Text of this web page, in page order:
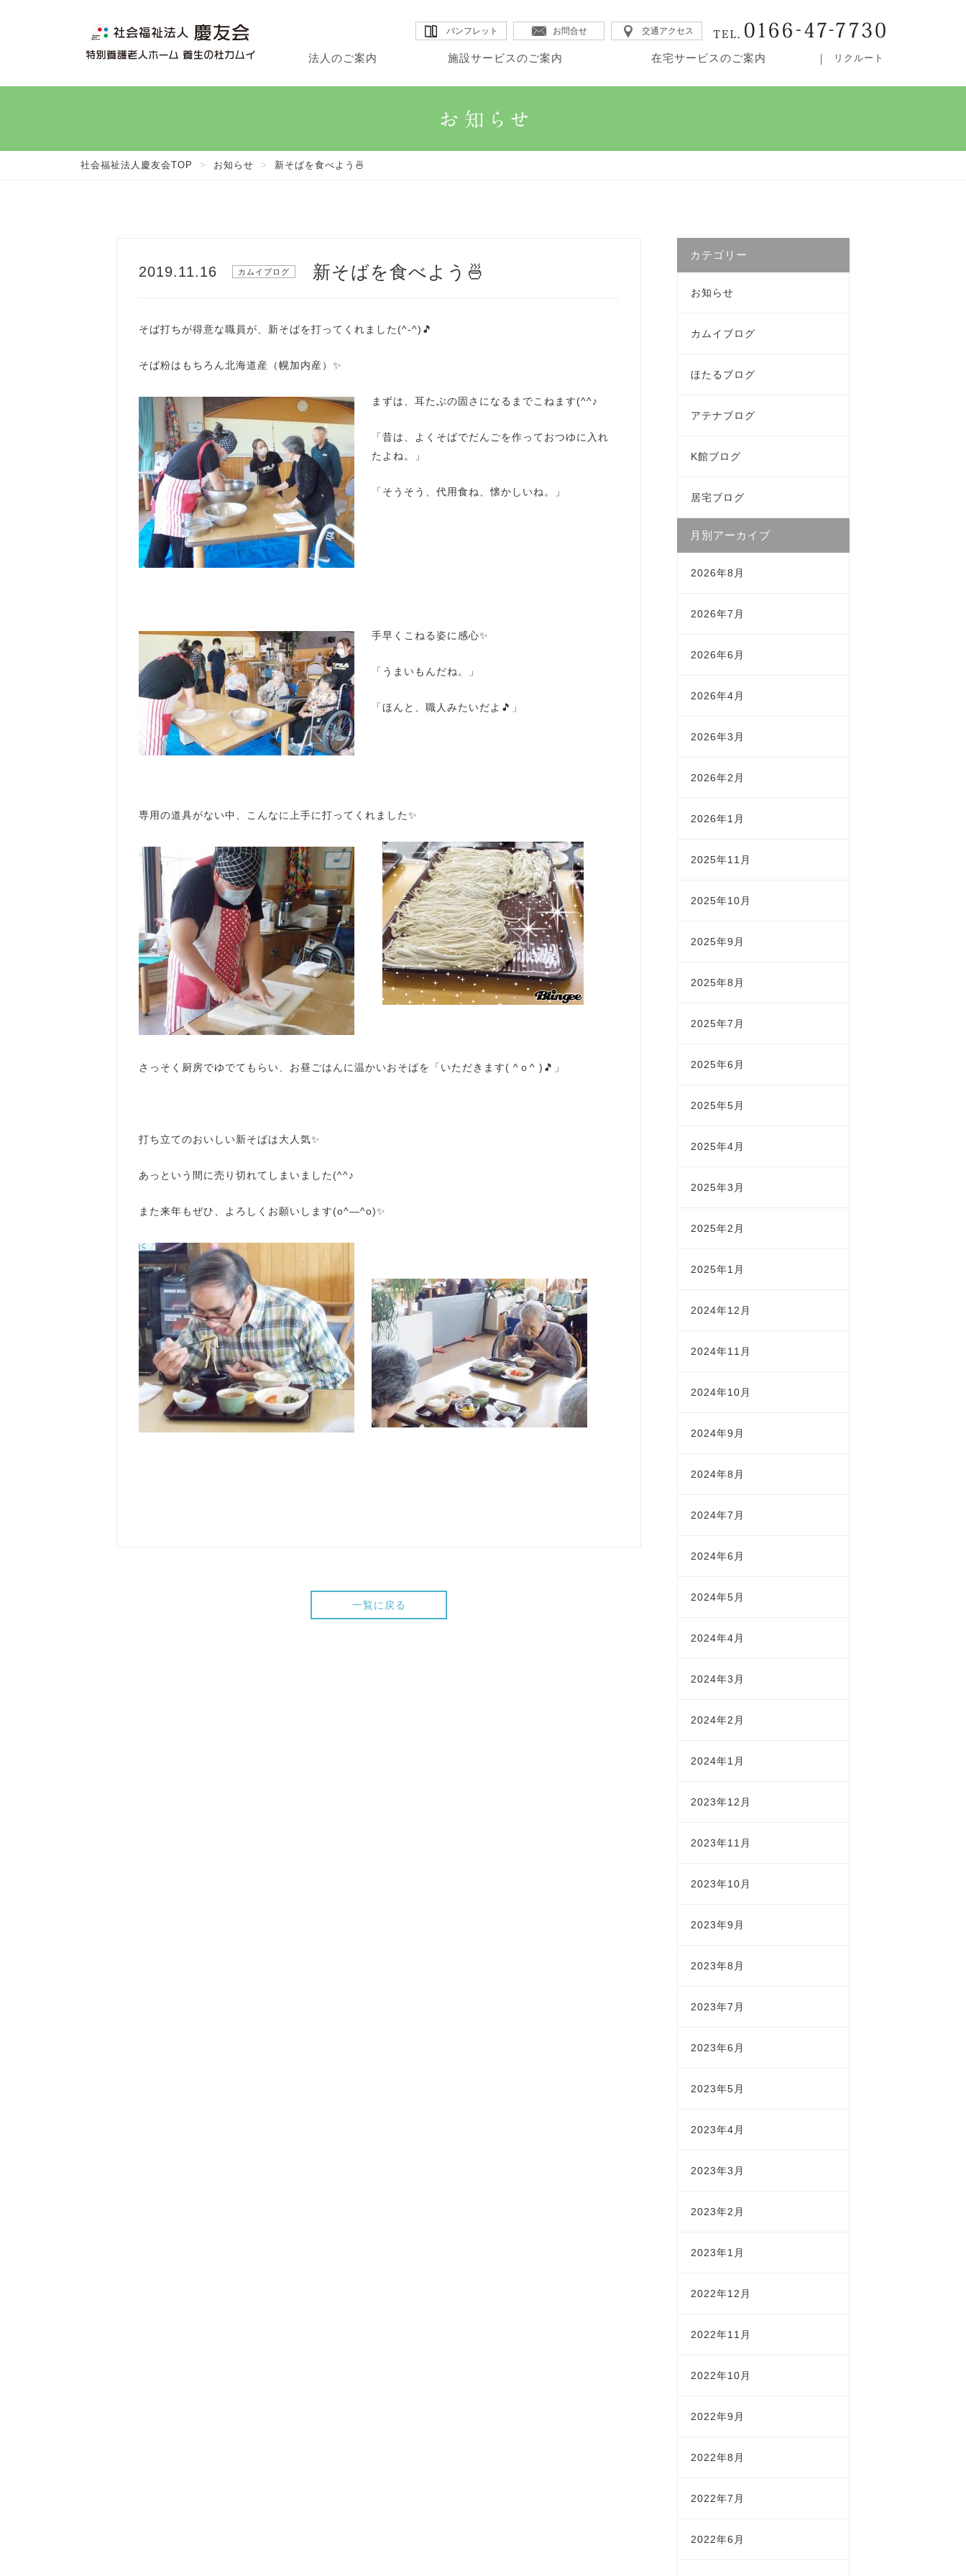
法人のご案内
法人のご案内
・理事長のご挨拶
・法人概要
・情報公開
施設サービスのご案内
施設サービスのご案内
・カムイ
・GHK館
在宅サービスのご案内
在宅サービスのご案内
・DSほたる
・SSカムイ
リクルート
パンフレット お問合せ 交通アクセス
社会福祉法人慶友会TOP > お知らせ > 新そばを食べよう🍜
2019.11.16 カムイブログ 新そばを食べよう🍜
そば打ちが得意な職員が、新そばを打ってくれました(^-^)🎵
そば粉はもちろん北海道産（幌加内産）✨
まずは、耳たぶの固さになるまでこねます(^^♪
「昔は、よくそばでだんごを作っておつゆに入れ
たよね。」
「そうそう、代用食ね、懐かしいね。」
手早くこねる姿に感心✨
「うまいもんだね。」
「ほんと、職人みたいだよ🎵」
専用の道具がない中、こんなに上手に打ってくれました✨
さっそく厨房でゆでてもらい、お昼ごはんに温かいおそばを「いただきます( ^ｏ^ )🎵」
打ち立てのおいしい新そばは大人気✨
あっという間に売り切れてしまいました(^^♪
また来年もぜひ、よろしくお願いします(o^―^o)✨
一覧に戻る
カテゴリー
お知らせ
カムイブログ
ほたるブログ
アテナブログ
K館ブログ
居宅ブログ
月別アーカイブ
2026年8月
2026年7月
2026年6月
2026年4月
2026年3月
2026年2月
2026年1月
2025年11月
2025年10月
2025年9月
2025年8月
2025年7月
2025年6月
2025年5月
2025年4月
2025年3月
2025年2月
2025年1月
2024年12月
2024年11月
2024年10月
2024年9月
2024年8月
2024年7月
2024年6月
2024年5月
2024年4月
2024年3月
2024年2月
2024年1月
2023年12月
2023年11月
2023年10月
2023年9月
2023年8月
2023年7月
2023年6月
2023年5月
2023年4月
2023年3月
2023年2月
2023年1月
2022年12月
2022年11月
2022年10月
2022年9月
2022年8月
2022年7月
2022年6月